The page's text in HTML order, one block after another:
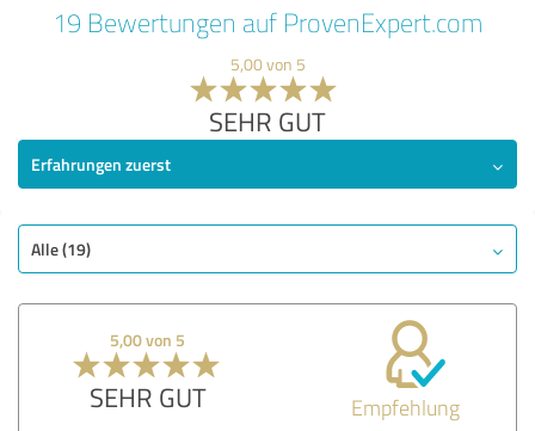
19 Bewertungen auf ProvenExpert.com
5,00 von 5
SEHR GUT
Erfahrungen zuerst
Alle (19)
5,00 von 5
SEHR GUT Empfehlung